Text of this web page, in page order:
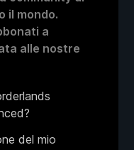
il mondo.
a
alle nostre
del mio